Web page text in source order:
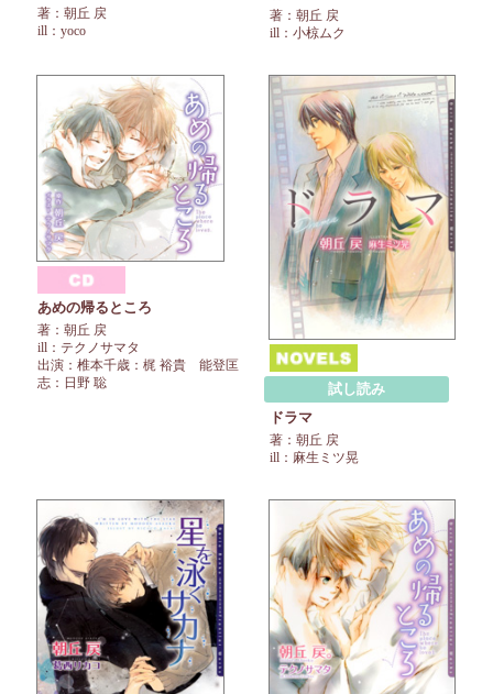
著：朝丘 戻
ill：yoco
著：朝丘 戻
ill：小椋ムク
あめの帰るところ
著：朝丘 戻
ill：テクノサマタ
出演：椎本千歳：梶 裕貴 能登匡
志：日野 聡
試し読み
ドラマ
著：朝丘 戻
ill：麻生ミツ晃